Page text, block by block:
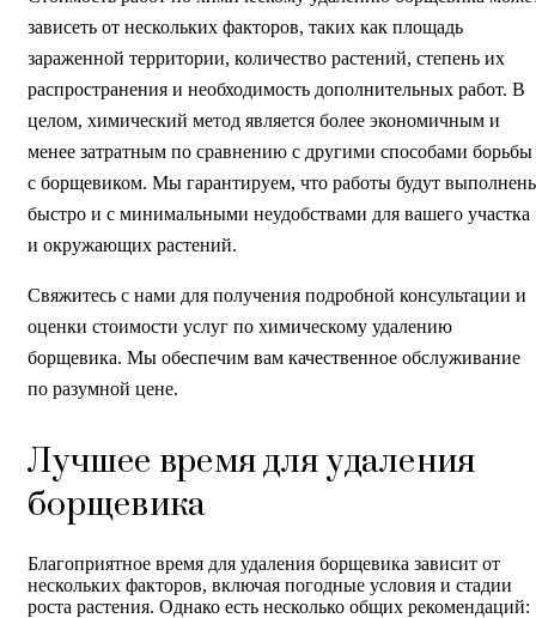
зависеть от нескольких факторов, таких как площадь
зараженной территории, количество растений, степень их
распространения и необходимость дополнительных работ. В
целом, химический метод является более экономичным и
менее затратным по сравнению с другими способами борьбы
с борщевиком. Мы гарантируем, что работы будут
быстро и с минимальными неудобствами для вашего участка
и окружающих растений.
Свяжитесь с нами для получения подробной консультации и
оценки стоимости услуг по химическому удалению
борщевика. Мы обеспечим вам качественное обслуживание
по разумной цене.
Лучшее время для удаления
борщевика
Благоприятное время для удаления борщевика зависит от
нескольких факторов, включая погодные условия и стадии
роста растения. Однако есть несколько общих рекомендаций: